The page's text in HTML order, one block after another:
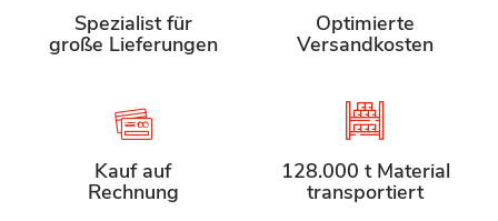
Spezialist für
große Lieferungen
Optimierte
Versandkosten
Kauf auf
Rechnung
128.000 t Material
transportiert